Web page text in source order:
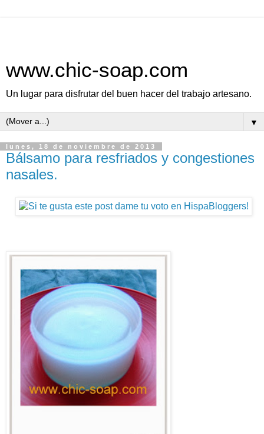
www.chic-soap.com
Un lugar para disfrutar del buen hacer del trabajo artesano.
▼
lunes, 18 de noviembre de 2013
Bálsamo para resfriados y congestiones
nasales.